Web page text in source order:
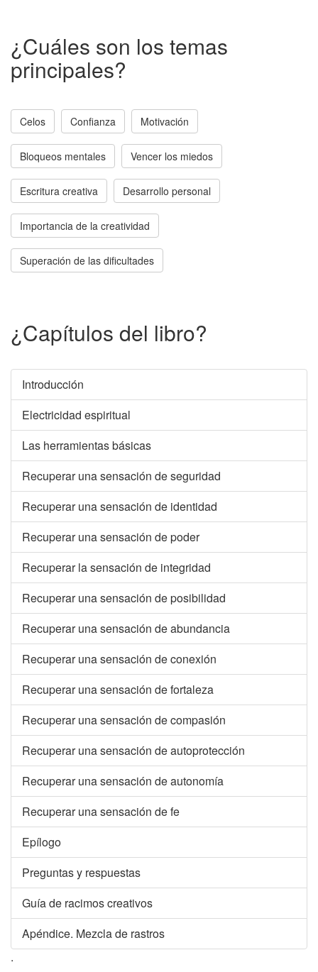
¿Cuáles son los temas
principales?
Celos Confianza Motivación
Bloqueos mentales Vencer los miedos
Escritura creativa Desarrollo personal
Importancia de la creatividad
Superación de las dificultades
¿Capítulos del libro?
Introducción
Electricidad espiritual
Las herramientas básicas
Recuperar una sensación de seguridad
Recuperar una sensación de identidad
Recuperar una sensación de poder
Recuperar la sensación de integridad
Recuperar una sensación de posibilidad
Recuperar una sensación de abundancia
Recuperar una sensación de conexión
Recuperar una sensación de fortaleza
Recuperar una sensación de compasión
Recuperar una sensación de autoprotección
Recuperar una sensación de autonomía
Recuperar una sensación de fe
Epílogo
Preguntas y respuestas
Guía de racimos creativos
Apéndice. Mezcla de rastros
.